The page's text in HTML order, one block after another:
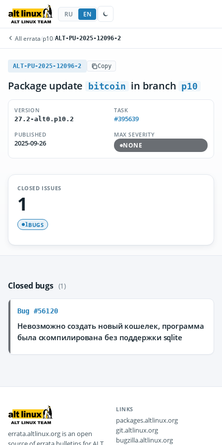
RU EN
All errata/p10/ALT-PU-2025-12096-2
ALT-PU-2025-12096-2 Copy
Package update bitcoin in branch p10
VERSION
27.2-alt0.p10.2
TASK
#395639
PUBLISHED
2025-09-26
MAX SEVERITY
NONE
CLOSED ISSUES
1
1BUGS
Closed bugs (1)
Bug #56120
Невозможно создать новый кошелек, программа
была скомпилирована без поддержки sqlite
errata.altlinux.org is an open
LINKS
packages.altlinux.org
git.altlinux.org
bugzilla.altlinux.org